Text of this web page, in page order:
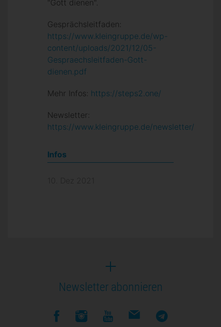
"Gott dienen".
Gesprächsleitfaden:
https://www.kleingruppe.de/wp-
content/uploads/2021/12/05-
Gespraechsleitfaden-Gott-
dienen.pdf
Mehr Infos: https://steps2.one/
Newsletter:
https://www.kleingruppe.de/newsletter/
Infos
Newsletter abonnieren